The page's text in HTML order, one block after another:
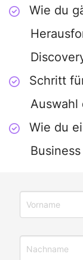
Wie du
Schritt
Auswahl
Wie du